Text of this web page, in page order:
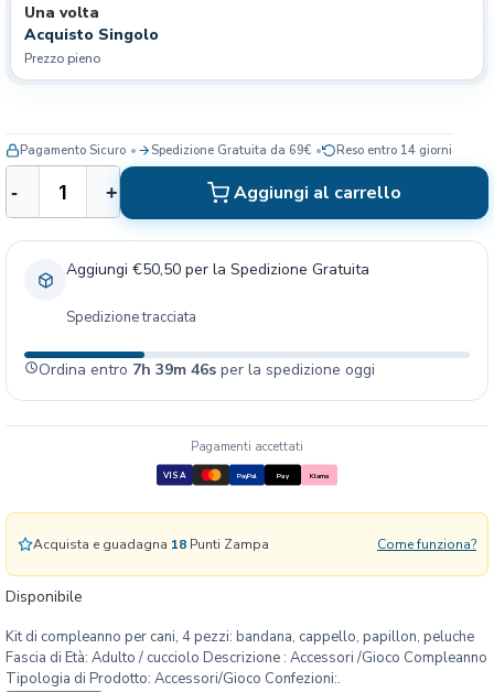
Disponibile
Kit di compleanno per cani, 4 pezzi: bandana, cappello, papillon, peluche
Fascia di Età: Adulto / cucciolo Descrizione : Accessori /Gioco Compleanno
Tipologia di Prodotto: Accessori/Gioco Confezioni:.
Una volta
Acquisto Singolo
Prezzo pieno
i
t
c
e
c
o
p
e
a
n
- + Aggiungi al carrello
Pagamento Sicuro Spedizione Gratuita da 69€ Reso entro 14 giorni
Aggiungi €50,50 per la Spedizione Gratuita
Spedizione tracciata
Ordina entro 7h 39m 46s per la spedizione oggi
Acquista e guadagna 18 Punti Zampa Come funziona?
Pagamenti accettati
VISA PayPal Pay Klarna